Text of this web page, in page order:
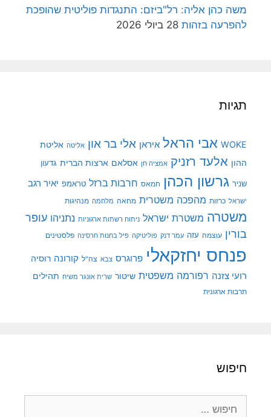
משה כהן אליה: רל"ביזם: התנגדות פוליטית שהופכת
להפרעה בזהות 28 ביולי 2026
תגיות
WOKE אבי הראל איראן אלי בר און אליטה אליטת
ההון אלעד רזניק אמציה חן אסלאם ארצות הברית גדעון
שניר גרשון הכהן חמאס חרבות ברזל טראמפ יאיר רגב
ישראל כרזות מהפכה משטרית מחאה מלחמה מנהיגות
משטרה משטרת ישראל ניתוח רשתות ארגוניות נתניהו עופר
בורין עוצמה עזה עמר דנק פוליטיקה פיל בחנות חרסינה פלסטינים
פנחס יחזקאלי פרוגרס צבא צה"ל קורונה רוסיה
רועי צזנה רפורמה משפטית שיטור שרית אונגר משיח תהילים
תרבות ארגונית
חיפוש